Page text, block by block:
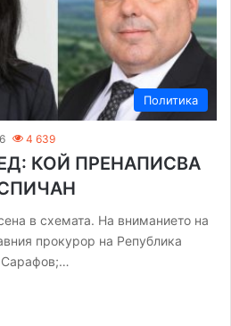
Политика
4 639
КОЙ ПРЕНАПИСВА
в схемата. На вниманието на
прокурор на Република
Сарафов;…